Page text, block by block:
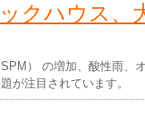
クハウス、
） の増加、酸性雨、
が注目されています。